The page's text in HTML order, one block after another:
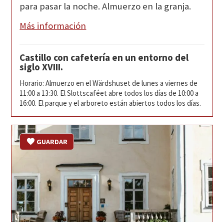
para pasar la noche. Almuerzo en la granja.
Más información
Castillo con cafetería en un entorno del
siglo XVIII.
Horario: Almuerzo en el Wärdshuset de lunes a viernes de
11:00 a 13:30. El Slottscaféet abre todos los días de 10:00 a
16:00. El parque y el arboreto están abiertos todos los días.
GUARDAR